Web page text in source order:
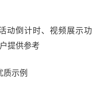
动倒计时、视频展示功
提供参考
质示例